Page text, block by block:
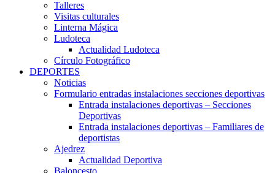
Talleres
Visitas culturales
Linterna Mágica
Ludoteca
Actualidad Ludoteca
Círculo Fotográfico
DEPORTES
Noticias
Formulario entradas instalaciones secciones deportivas
Entrada instalaciones deportivas – Secciones
Deportivas
Entrada instalaciones deportivas – Familiares de
deportistas
Ajedrez
Actualidad Deportiva
Baloncesto